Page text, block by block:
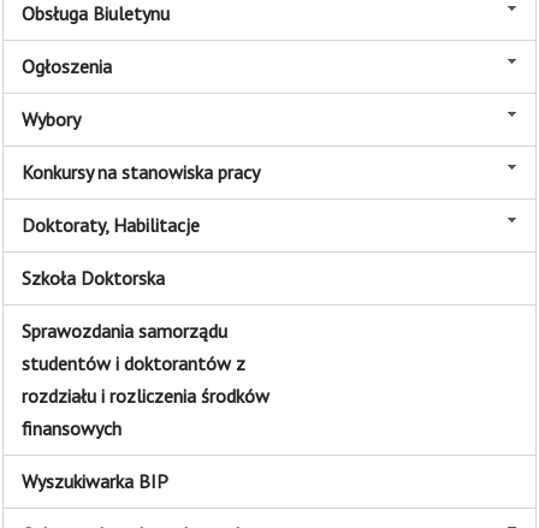
Obsługa Biuletynu
Ogłoszenia
Wybory
Konkursy na stanowiska pracy
Doktoraty, Habilitacje
Szkoła Doktorska
Sprawozdania samorządu
studentów i doktorantów z
rozdziału i rozliczenia środków
finansowych
Wyszukiwarka BIP